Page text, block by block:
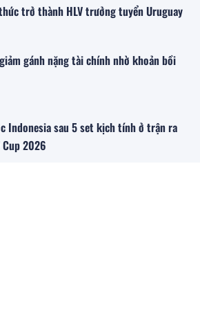
trở thành HLV trưởng tuyển Uruguay
gánh nặng tài chính nhờ khoản bồi
Indonesia sau 5 set kịch tính ở trận ra
Cup 2026